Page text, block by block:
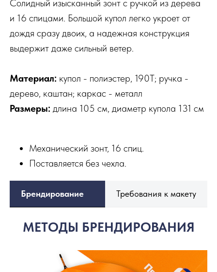
Солидный изысканный зонт с ручкой из дерева
и 16 спицами. Большой купол легко укроет от
дождя сразу двоих, а надежная конструкция
выдержит даже сильный ветер.
Материал: купол - полиэстер, 190T; ручка -
дерево, каштан; каркас - металл
Размеры: длина 105 см, диаметр купола 131 см
Механический зонт, 16 спиц.
Поставляется без чехла.
Брендирование Требования к макету
МЕТОДЫ БРЕНДИРОВАНИЯ